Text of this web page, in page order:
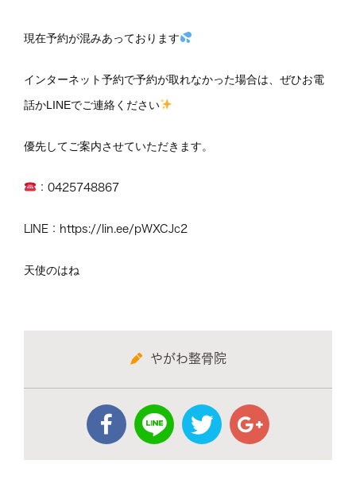
現在予約が混みあっております
インターネット予約で予約が取れなかった場合は、ぜひお電
話かLINEでご連絡ください
優先してご案内させていただきます。
：0425748867
LINE：https://lin.ee/pWXCJc2
天使のはね
やがわ整骨院